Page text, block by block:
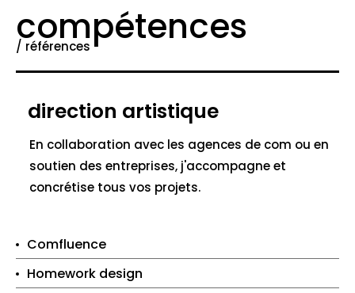
compétences
/ références
direction artistique
En collaboration avec les agences de com ou en
soutien des entreprises, j'accompagne et
concrétise tous vos projets.
Comfluence
Homework design